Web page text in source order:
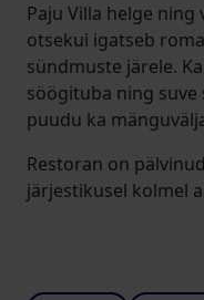
Paju Villa helge
otsekui igatseb
sündmuste järele.
söögituba ning suve
puudu ka
Restoran on
järjestikusel kolmel